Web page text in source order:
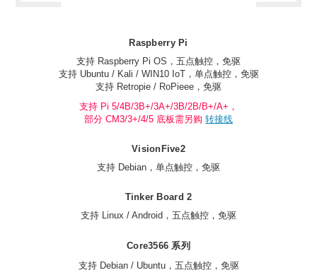
Raspberry Pi
支持 Raspberry Pi OS，五点触控，免驱
支持 Ubuntu / Kali / WIN10 IoT，单点触控，免驱
支持 Retropie / RoPieee，免驱
支持 Pi 5/4B/3B+/3A+/3B/2B/B+/A+，
部分 CM3/3+/4/5 底板需另购 转接线
VisionFive2
支持 Debian，单点触控，免驱
Tinker Board 2
支持 Linux / Android，五点触控，免驱
Core3566 系列
支持 Debian / Ubuntu，五点触控，免驱